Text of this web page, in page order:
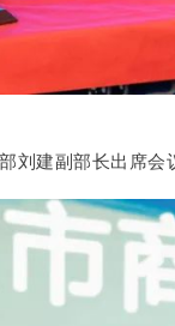
刘建副部长出席会